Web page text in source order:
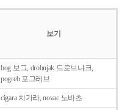
보기
bog 보그, drobnjak 드로브냐크,
pogreb 포그레브
cigara 치가라, novac 노바츠